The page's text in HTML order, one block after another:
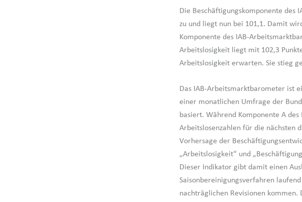
Die Beschäftigungskomponente
zu und liegt nun bei 101,1. Damit
Komponente des IAB-
Arbeitslosigkeit liegt mit 102,3
Arbeitslosigkeit erwarten. Sie stieg
Das IAB-Arbeitsmarktbarometer ist
einer monatlichen Umfrage der
basiert. Während Komponente A
Arbeitslosenzahlen für die nächsten
Vorhersage der
„Arbeitslosigkeit“ und
Dieser Indikator gibt damit einen
Saisonbereinigungsverfahren
nachträglichen Revisionen